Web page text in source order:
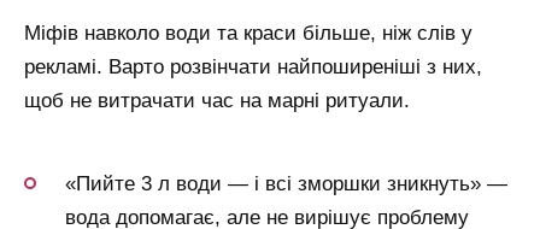
Міфів навколо води та краси більше, ніж слів у
рекламі. Варто розвінчати найпоширеніші з них,
щоб не витрачати час на марні ритуали.
«Пийте 3 л води — і всі зморшки зникнуть» —
вода допомагає, але не вирішує проблему